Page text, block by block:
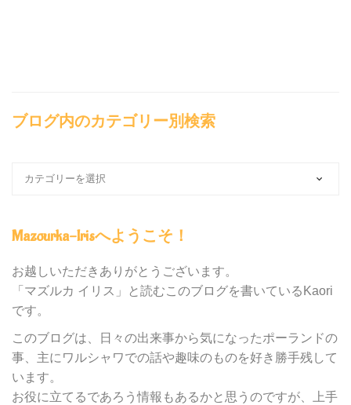
ブログ内のカテゴリー別検索
の
テ
ゴ
ー
別
検
索
Mazourka-Irisへようこそ！
お越しいただきありがとうございます。
「マズルカ イリス」と読むこのブログを書いているKaori
です。
このブログは、日々の出来事から気になったポーランドの
事、主にワルシャワでの話や趣味のものを好き勝手残して
います。
お役に立てるであろう情報もあるかと思うのですが、上手